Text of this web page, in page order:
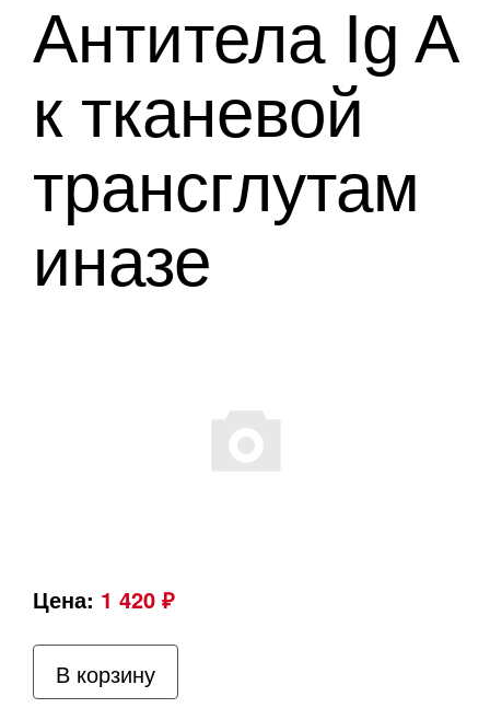
Антитела Ig A
к тканевой
трансглутам
иназе
Цена: 1 420 ₽
В корзину